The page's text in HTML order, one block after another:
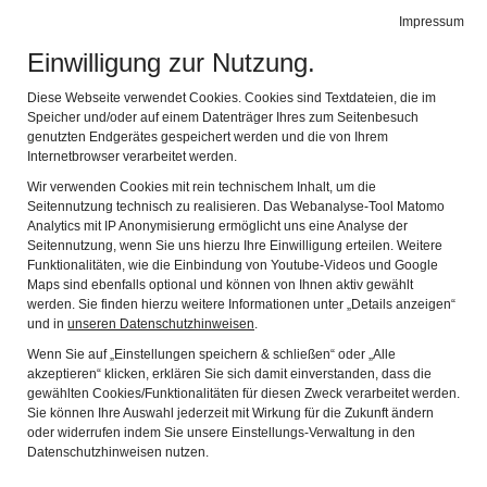
Impressum
Einwilligung zur Nutzung.
Diese Webseite verwendet Cookies. Cookies sind Textdateien, die im
Speicher und/oder auf einem Datenträger Ihres zum Seitenbesuch
genutzten Endgerätes gespeichert werden und die von Ihrem
Internetbrowser verarbeitet werden.
Wir verwenden Cookies mit rein technischem Inhalt, um die
Seitennutzung technisch zu realisieren. Das Webanalyse-Tool Matomo
Analytics mit IP Anonymisierung ermöglicht uns eine Analyse der
Seitennutzung, wenn Sie uns hierzu Ihre Einwilligung erteilen. Weitere
Funktionalitäten, wie die Einbindung von Youtube-Videos und Google
Maps sind ebenfalls optional und können von Ihnen aktiv gewählt
werden. Sie finden hierzu weitere Informationen unter „Details anzeigen“
und in unseren Datenschutzhinweisen.
Wenn Sie auf „Einstellungen speichern & schließen“ oder „Alle
akzeptieren“ klicken, erklären Sie sich damit einverstanden, dass die
gewählten Cookies/Funktionalitäten für diesen Zweck verarbeitet werden.
Sie können Ihre Auswahl jederzeit mit Wirkung für die Zukunft ändern
oder widerrufen indem Sie unsere Einstellungs-Verwaltung in den
Datenschutzhinweisen nutzen.
SECHS HORIZONTE
Hinter dem Titel stehen sechs Frauen, sechs
Künstlerinnen, die vor zwei Jahren an der Akademie Faber-
Castell in Stein bei Nürnberg die Meisterklasse unter
Leitung von Markus Kronberger absolviert haben. In
Schrobenhausen haben sie sich erneut
zusammengefunden, um ihre neuesten Arbeiten zu
zeigen.